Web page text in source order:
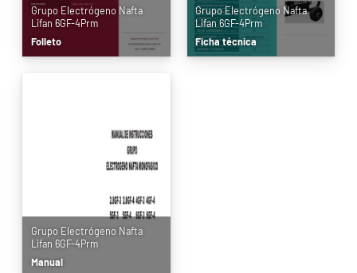
Grupo Electrógeno Nafta
Lifan 6GF-4Prm
Folleto
Grupo Electrógeno Nafta
Lifan 6GF-4Prm
Ficha técnica
Grupo Electrógeno Nafta
Lifan 6GF-4Prm
Manual